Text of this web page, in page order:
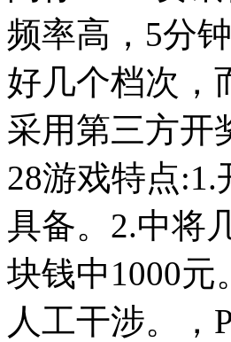
频率高，5分
好几个档次，
采用第三方开
28游戏特点
具备。2.中将
块钱中1000
人工干涉。，